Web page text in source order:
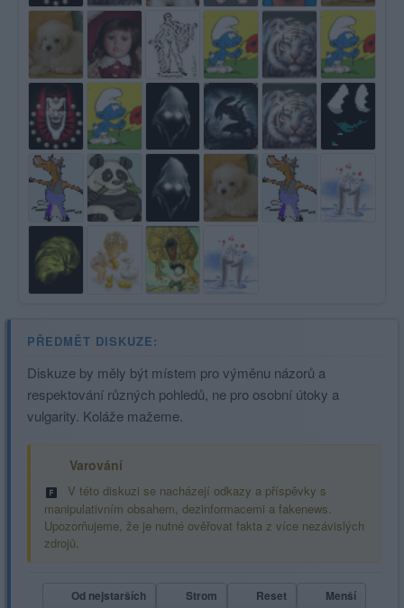
PŘEDMĚT DISKUZE:
Diskuze by měly být místem pro výměnu názorů a
respektování různých pohledů, ne pro osobní útoky a
vulgarity. Koláže mažeme.
Varování
V této diskuzi se nacházejí odkazy a příspěvky s
manipulativním obsahem, dezinformacemi a fakenews.
Upozorňujeme, že je nutné ověřovat fakta z více nezávislých
zdrojů.
Od nejstarších Strom Reset
Menší